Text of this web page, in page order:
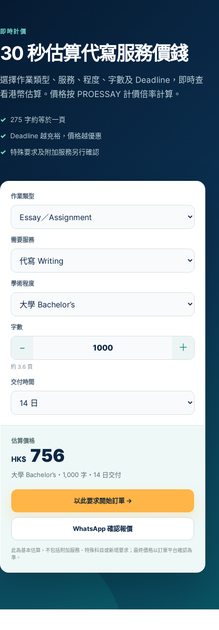
即時計價
30 秒估算代寫服務價錢
選擇作業類型、服務、程度、字數及 Deadline，即時查
看港幣估算。價格按 PROESSAY 計價倍率計算。
275 字約等於一頁
Deadline 越充裕，價格越優惠
特殊要求及附加服務另行確認
作業類型
需要服務
學術程度
字數
− ＋
約 3.6 頁
交付時間
估算價格
HK$ 756
大學 Bachelor’s・1,000 字・14 日交付
以此要求開始訂單 →
WhatsApp 確認報價
此為基本估算，不包括附加服務、特殊科目或新增要求；最終價格以訂單平台確認為
準。